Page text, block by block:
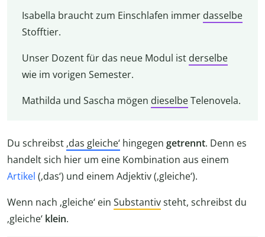
Isabella braucht zum Einschlafen immer dasselbe
Stofftier.
Unser Dozent für das neue Modul ist derselbe
wie im vorigen Semester.
Mathilda und Sascha mögen dieselbeTelenovela.
Du schreibst ‚das gleiche‘ hingegen getrennt. Denn es
handelt sich hier um eine Kombination aus einem
Artikel (‚das‘) und einem Adjektiv (‚gleiche‘).
Wenn nach ‚gleiche‘ ein Substantivsteht, schreibst du
‚gleiche‘ klein.